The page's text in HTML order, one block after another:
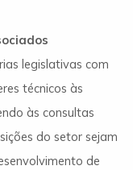
legislativas com
técnicos às
às consultas
do setor sejam
de